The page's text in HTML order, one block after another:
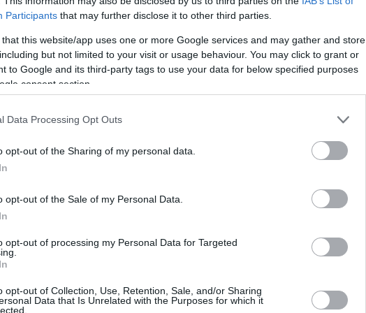
Participants that may further disclose it to other third parties.
that this website/app uses one or more Google services and may gather and store
but not limited to your visit or usage behaviour. You may click to grant or
to Google and its third-party tags to use your data for below specified purposes
consent section.
Data Processing Opt Outs
opt-out of the Sharing of my personal data.
opt-out of the Sale of my Personal Data.
opt-out of processing my Personal Data for Targeted
opt-out of Collection, Use, Retention, Sale, and/or Sharing
Data that Is Unrelated with the Purposes for which it
πρασίνους της τάξεως των 16.400
για τις δηλώσεις του
Αταμάν
επιβλήθηκε πρόστιμο 10 χιλιάδων
Κοντός για την καταγγελία περί
του Αταμάν.
για τον πρώτο τελικό:
ΟΜΙΛΟΣ ΚΑΛΑΘΟΣΦΑΙΡΙΚΗ
ΠΑΝΑΘΗΝΑΙΚΟΣ): α) την ποινή της
προστίμου χιλίων τετρακοσίων
από τις 2 προειδοποιήσεις που έλαβαν
εξ αυτών, για υβριστικά συνθήματα τα
πρόσωπα και β) αυστηρή έγγραφη
δεκαπέντε χιλιάδων (15.000) ευρώ για